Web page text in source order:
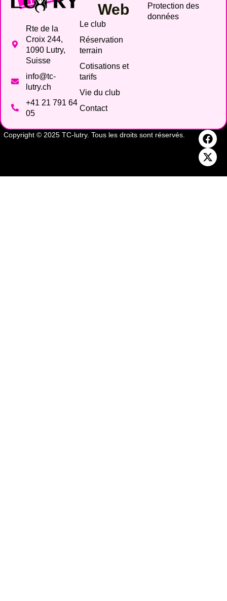
Rte de la
Croix 244,
1090 Lutry,
Suisse
info@tc-
lutry.ch
+41 21 791 64
05
Web
Le club
Réservation
terrain
Cotisations et
tarifs
Vie du club
Contact
Protection des
données
Copyright © 2025 TC-lutry. Tous les droits sont réservés.